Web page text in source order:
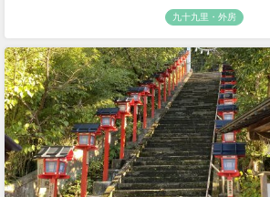
九十九里・外房